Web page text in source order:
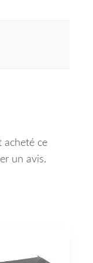
acheté ce
un avis.